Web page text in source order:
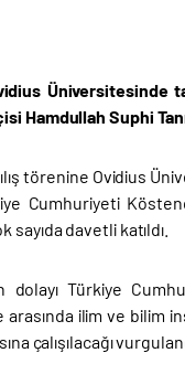
Üniversitesinde
Hamdullah Suphi
törenine Ovidius
Cumhuriyeti
davetli katıldı.
Türkiye
ilim ve bilim
çalışılacağı